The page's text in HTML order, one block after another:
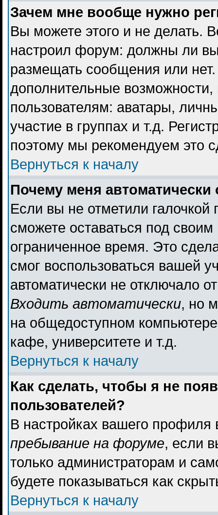
Зачем мне вообще нужно
Вы можете этого и не делать.
настроил форум: должны ли вы
размещать сообщения или
дополнительные
пользователям: аватары,
участие в группах и т.д.
поэтому мы рекомендуем это
Вернуться к началу
Почему меня автоматически
Если вы не отметили галочкой
сможете оставаться под
ограниченное время. Это
смог воспользоваться вашей
автоматически не отключало
Входить автоматически, но
на общедоступном
кафе, университете и т.д.
Вернуться к началу
Как сделать, чтобы я не
пользователей?
В настройках вашего
пребывание на форуме, если
только администраторам и
будете показываться как
Вернуться к началу